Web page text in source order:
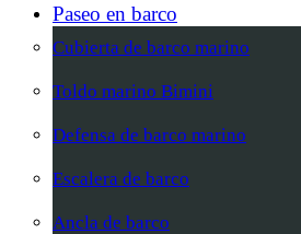
Paseo en barco
Cubierta de barco marino
Toldo marino Bimini
Defensa de barco marino
Escalera de barco
Ancla de barco